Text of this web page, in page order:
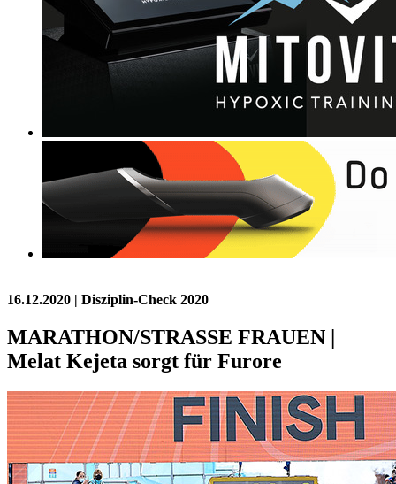
16.12.2020 | Disziplin-Check 2020
MARATHON/STRASSE FRAUEN |
Melat Kejeta sorgt für Furore